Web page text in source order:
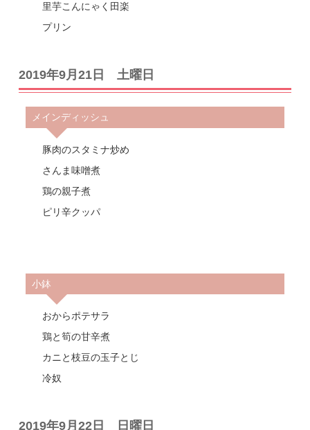
里芋こんにゃく田楽
プリン
2019年9月21日 土曜日
メインディッシュ
豚肉のスタミナ炒め
さんま味噌煮
鶏の親子煮
ピリ辛クッパ
小鉢
おからポテサラ
鶏と筍の甘辛煮
カニと枝豆の玉子とじ
冷奴
2019年9月22日 日曜日